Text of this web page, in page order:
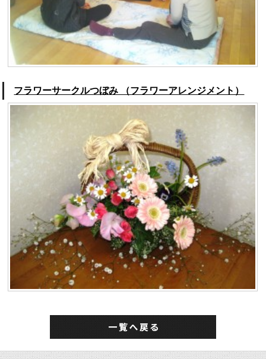
フラワーサークルつぼみ （フラワーアレンジメント）